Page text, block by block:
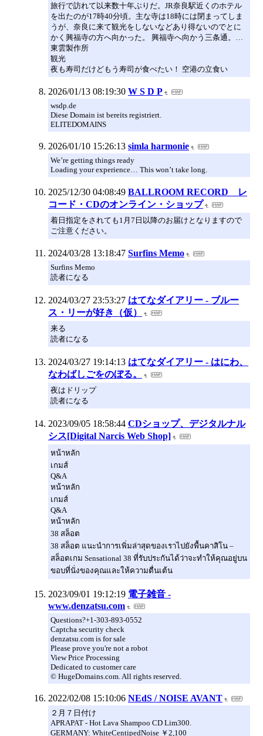
旅行で訪れて以来数十年ぶりだ。JR奈良駅近くのホテル
を出たのが17時40分頃。主な寺は18時には閉まってしま
うが、奈良に来て観光をしないなどあり得ないのでとに
かく興福寺の方へ向かった。 興福寺へ向かう三条通。…
東雲製作所
観光
夜も寿司だけどもう寿司が食べたい！ 空港の立食い
2026/01/13 08:19:30 W S D P
wsdp.de
Diese Domain ist bereits registriert.
ELITEDOMAINS
2026/01/10 15:26:13 simla harmonie
We’re getting things ready
Loading your experience… This won’t take long.
2025/12/30 04:08:49 BALLROOM RECORD レ
コード・CDのオンライン・ショップ
着日指定をされても1月7日以降のお届けとなりますので
ご注意ください。
2024/03/28 13:18:47 Surfins Memo
Surfins Memo
読者になる
2024/03/27 23:53:27 はてなダイアリー - ブルー
ス・リーが好き（仮）
来る
読者になる
2024/03/27 19:14:13 はてなダイアリー - はにわ、
なわばしごをのぼる。
夜はドリップ
読者になる
2023/09/05 18:58:44 CDショップ、デジタルナル
シス[Digital Narcis Web Shop]
หน้าหลัก
เกมส์
Q&A
หน้าหลัก
เกมส์
Q&A
หน้าหลัก
38 สล็อต
38 สล็อต แนะนำการเพิ่มล่าสุดของเราไปยังพื้นคาสิโน –
สล็อตเกม Sensational 38 ที่รับประกันได้ว่าจะทำให้คุณอยู่บน
ขอบที่นั่งของคุณและให้ความตื่นเต้น
2023/09/01 19:12:19 電子雑音 -
www.denzatsu.com
Questions?+1-303-893-0552
Captcha security check
denzatsu.com is for sale
Please prove you're not a robot
View Price Processing
Dedicated to customer care
© HugeDomains.com. All rights reserved.
2022/02/08 15:10:06 NEdS / NOISE AVANT
２月７日付け
APRAPAT - Hot Lava Shampoo CD Lim300.
GERMANY: WhiteCentipedNoise ￥2,100